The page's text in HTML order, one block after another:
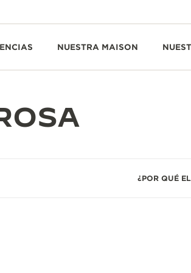
NUESTRA MAISON
¿POR QUÉ